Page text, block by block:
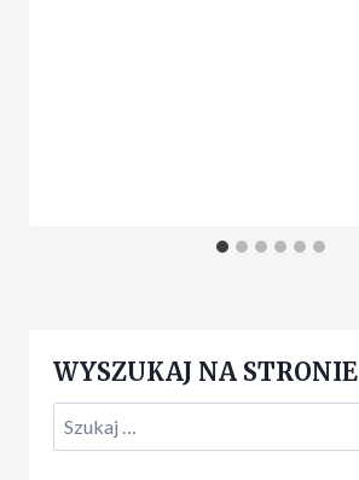
WYSZUKAJ NA STRONIE
Szukaj: